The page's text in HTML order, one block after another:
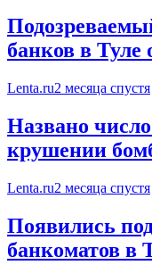
банков в Туле
Lenta.ru2 месяца спустя
Названо
крушении
Lenta.ru2 месяца спустя
Появились
банкоматов в